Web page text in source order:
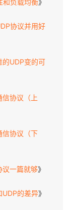
和负载均衡》
协议并用好
UDP变的可
信协议（上
信协议（下
议一篇就够》
UDP的差异》